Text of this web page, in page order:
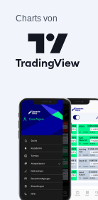
Charts von